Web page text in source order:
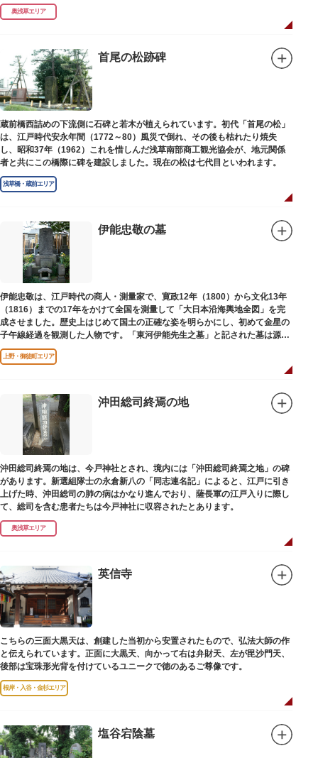
つがれています。
奥浅草エリア
首尾の松跡碑
蔵前橋西詰めの下流側に石碑と若木が植えられています。初代「首尾の松」
は、江戸時代安永年間（1772～80）風災で倒れ、その後も枯れたり焼失
し、昭和37年（1962）これを惜しんだ浅草南部商工観光協会が、地元関係
者と共にこの橋際に碑を建設しました。現在の松は七代目といわれます。
浅草橋・蔵前エリア
伊能忠敬の墓
伊能忠敬は、江戸時代の商人・測量家で、寛政12年（1800）から文化13年
（1816）までの17年をかけて全国を測量して「大日本沿海輿地全図」を完
成させました。歴史上はじめて国土の正確な姿を明らかにし、初めて金星の
子午線経過を観測した人物です。「東河伊能先生之墓」と記された墓は源空
寺（げんくうじ）にあります。
上野・御徒町エリア
沖田総司終焉の地
沖田総司終焉の地は、今戸神社とされ、境内には「沖田総司終焉之地」の碑
があります。新選組隊士の永倉新八の「同志連名記」によると、江戸に引き
上げた時、沖田総司の肺の病はかなり進んでおり、薩長軍の江戸入りに際し
て、総司を含む患者たちは今戸神社に収容されたとあります。
奥浅草エリア
英信寺
こちらの三面大黒天は、創建した当初から安置されたもので、弘法大師の作
と伝えられています。正面に大黒天、向かって右は弁財天、左が毘沙門天、
後部は宝珠形光背を付けているユニークで徳のあるご尊像です。
根岸・入谷・金杉エリア
塩谷宕陰墓